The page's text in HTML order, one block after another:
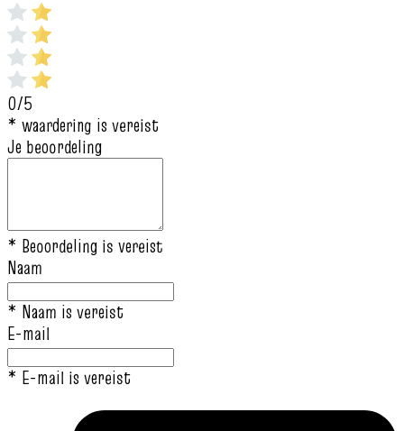
0/5
* waardering is vereist
Je beoordeling
* Beoordeling is vereist
Naam
* Naam is vereist
E-mail
* E-mail is vereist